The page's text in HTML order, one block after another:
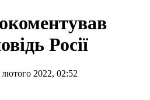
Росії
2022, 02:52